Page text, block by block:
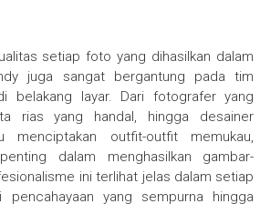
setiap foto yang dihasilkan dalam
juga sangat bergantung pada tim
belakang layar. Dari fotografer yang
rias yang handal, hingga desainer
menciptakan outfit-outfit memukau,
dalam menghasilkan gambar-
ini terlihat jelas dalam setiap
yang sempurna hingga